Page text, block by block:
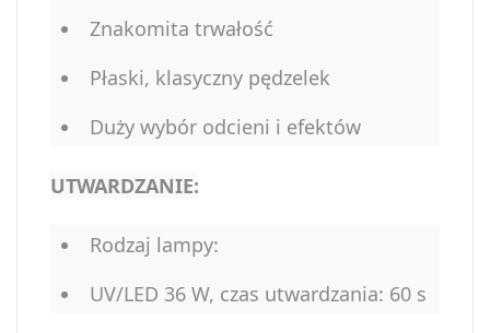
Znakomita trwałość
Płaski, klasyczny pędzelek
Duży wybór odcieni i efektów
UTWARDZANIE:
Rodzaj lampy:
UV/LED 36 W, czas utwardzania: 60 s